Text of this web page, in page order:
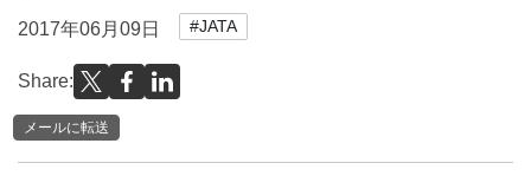
2017年06月09日 #JATA
Share:
メールに転送